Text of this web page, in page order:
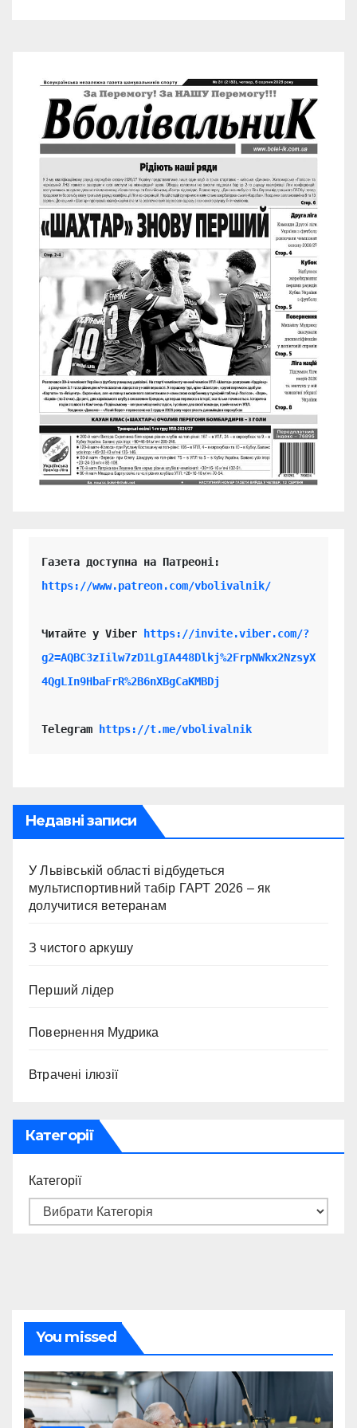
https://www.patreon.com/vbolivalnik/
Читайте у Viber
https://invite.viber.com/?
g2=AQBC3zIilw7zD1LgIA448Dlkj%2FrpNWkx2NzsyX
4QgLIn9HbaFrR%2B6nXBgCaKMBDj
Telegram https://t.me/vbolivalnik
Недавні записи
У Львівській області відбудеться
мультиспортивний табір ГАРТ 2026 – як
долучитися ветеранам
З чистого аркушу
Перший лідер
Повернення Мудрика
Втрачені ілюзії
Категорії
Категорії
You missed